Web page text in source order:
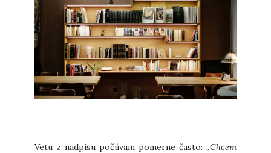
Vetu z nadpisu počúvam pomerne často:„Chcem